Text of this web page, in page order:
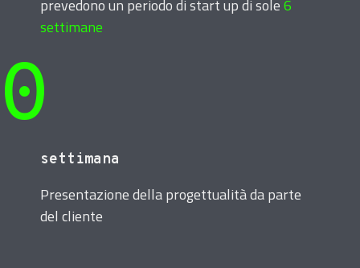
prevedono un periodo di start up di sole6
settimane
0
settimana
Presentazione della progettualità da parte
del cliente